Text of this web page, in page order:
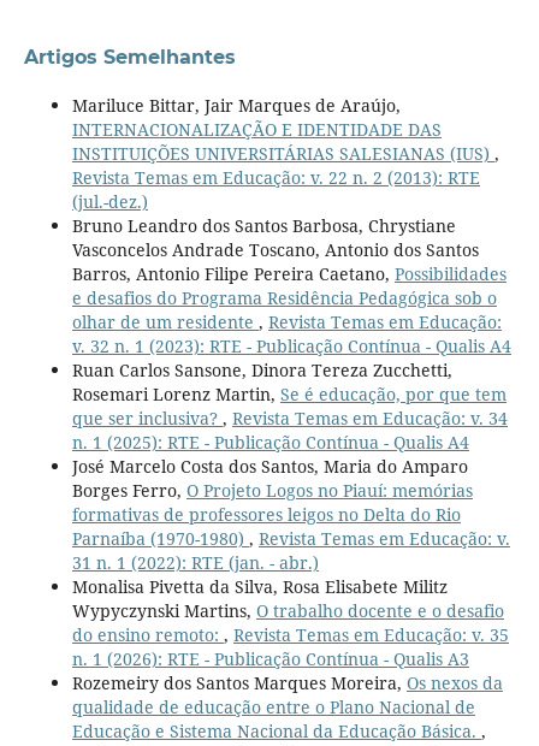
Artigos Semelhantes
Mariluce Bittar, Jair Marques de Araújo,
INTERNACIONALIZAÇÃO E IDENTIDADE DAS
INSTITUIÇÕES UNIVERSITÁRIAS SALESIANAS (IUS) ,
Revista Temas em Educação: v. 22 n. 2 (2013): RTE
(jul.-dez.)
Bruno Leandro dos Santos Barbosa, Chrystiane
Vasconcelos Andrade Toscano, Antonio dos Santos
Barros, Antonio Filipe Pereira Caetano, Possibilidades
e desafios do Programa Residência Pedagógica sob o
olhar de um residente , Revista Temas em Educação:
v. 32 n. 1 (2023): RTE - Publicação Contínua - Qualis A4
Ruan Carlos Sansone, Dinora Tereza Zucchetti,
Rosemari Lorenz Martin, Se é educação, por que tem
que ser inclusiva? , Revista Temas em Educação: v. 34
n. 1 (2025): RTE - Publicação Contínua - Qualis A4
José Marcelo Costa dos Santos, Maria do Amparo
Borges Ferro, O Projeto Logos no Piauí: memórias
formativas de professores leigos no Delta do Rio
Parnaíba (1970-1980) , Revista Temas em Educação: v.
31 n. 1 (2022): RTE (jan. - abr.)
Monalisa Pivetta da Silva, Rosa Elisabete Militz
Wypyczynski Martins, O trabalho docente e o desafio
do ensino remoto: , Revista Temas em Educação: v. 35
n. 1 (2026): RTE - Publicação Contínua - Qualis A3
Rozemeiry dos Santos Marques Moreira, Os nexos da
qualidade de educação entre o Plano Nacional de
Educação e Sistema Nacional da Educação Básica. ,